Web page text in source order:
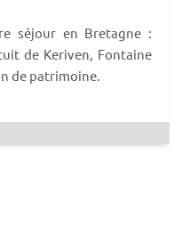
séjour en Bretagne :
de Keriven, Fontaine
de patrimoine.